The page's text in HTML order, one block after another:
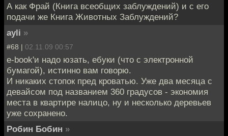
А как Фрай (Книга всеобщих заблуждений) и с его
подачи же Книга Животных Заблуждений?
ayli »
#68 | 02.11.09 00:57
e-book'и надо юзать, ебуки (что с электронной
бумагой), истинно вам говорю.
И никаких стопок пред кроватью. Уже два месяца с
девайсом под названием 360 градусов - экономия
места в квартире налицо, ну и несколько деревьев
уже сохранено.
Робин Бобин »